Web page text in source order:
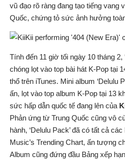
vũ đạo rõ ràng đang tạo tiếng vang
Quốc, chứng tỏ sức ảnh hưởng
Tính đến 11 giờ tối ngày 10 tháng 2,
chóng lọt vào top bài hát K-Pop tại
thổ trên iTunes. Mini album ‘Delulu
ấn, lọt vào top album K-Pop tại 13
sức hấp dẫn quốc tế đang lên của
Phản ứng từ Trung Quốc cũng vô
hành, ‘Delulu Pack’ đã có tất cả
Music’s Trending Chart, ấn tượng
Album cũng đứng đầu Bảng xếp